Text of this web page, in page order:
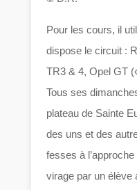
Pour les cours, il
dispose le circuit :
TR3 & 4, Opel GT
Tous ses
plateau de Sainte
des uns et des
fesses à
virage par un élève